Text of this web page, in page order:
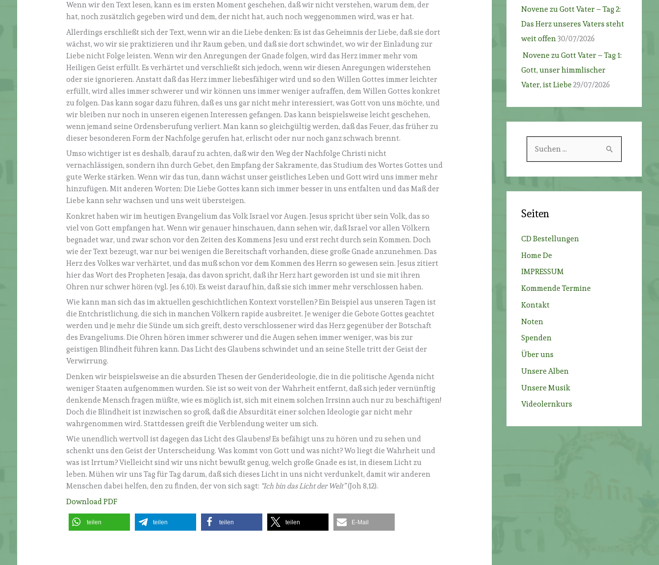
Wenn wir den Text lesen, kann es im ersten Moment geschehen, daß wir nicht verstehen, warum dem, der
hat, noch zusätzlich gegeben wird und dem, der nicht hat, auch noch weggenommen wird, was er hat.
Allerdings erschließt sich der Text, wenn wir an die Liebe denken: Es ist das Geheimnis der Liebe, daß sie dort
wächst, wo wir sie praktizieren und ihr Raum geben, und daß sie dort schwindet, wo wir der Einladung zur
Liebe nicht Folge leisten. Wenn wir den Anregungen der Gnade folgen, wird das Herz immer mehr vom
Heiligen Geist erfüllt. Es verhärtet und verschließt sich jedoch, wenn wir diesen Anregungen widerstehen
oder sie ignorieren. Anstatt daß das Herz immer liebesfähiger wird und so den Willen Gottes immer leichter
erfüllt, wird alles immer schwerer und wir können uns immer weniger aufraffen, dem Willen Gottes konkret
zu folgen. Das kann sogar dazu führen, daß es uns gar nicht mehr interessiert, was Gott von uns möchte, und
wir bleiben nur noch in unseren eigenen Interessen gefangen. Das kann beispielsweise leicht geschehen,
wenn jemand seine Ordensberufung verliert. Man kann so gleichgültig werden, daß das Feuer, das früher zu
dieser besonderen Form der Nachfolge gerufen hat, erlischt oder nur noch ganz schwach brennt.
Umso wichtiger ist es deshalb, darauf zu achten, daß wir den Weg der Nachfolge Christi nicht
vernachlässigen, sondern ihn durch Gebet, den Empfang der Sakramente, das Studium des Wortes Gottes und
gute Werke stärken. Wenn wir das tun, dann wächst unser geistliches Leben und Gott wird uns immer mehr
hinzufügen. Mit anderen Worten: Die Liebe Gottes kann sich immer besser in uns entfalten und das Maß der
Liebe kann sehr wachsen und uns weit übersteigen.
Konkret haben wir im heutigen Evangelium das Volk Israel vor Augen. Jesus spricht über sein Volk, das so
viel von Gott empfangen hat. Wenn wir genauer hinschauen, dann sehen wir, daß Israel vor allen Völkern
begnadet war, und zwar schon vor den Zeiten des Kommens Jesu und erst recht durch sein Kommen. Doch
wie der Text bezeugt, war nur bei wenigen die Bereitschaft vorhanden, diese große Gnade anzunehmen. Das
Herz des Volkes war verhärtet, und das muß schon vor dem Kommen des Herrn so gewesen sein. Jesus zitiert
hier das Wort des Propheten Jesaja, das davon spricht, daß ihr Herz hart geworden ist und sie mit ihren
Ohren nur schwer hören (vgl. Jes 6,10). Es weist darauf hin, daß sie sich immer mehr verschlossen haben.
Wie kann man sich das im aktuellen geschichtlichen Kontext vorstellen? Ein Beispiel aus unseren Tagen ist
die Entchristlichung, die sich in manchen Völkern rapide ausbreitet. Je weniger die Gebote Gottes geachtet
werden und je mehr die Sünde um sich greift, desto verschlossener wird das Herz gegenüber der Botschaft
des Evangeliums. Die Ohren hören immer schwerer und die Augen sehen immer weniger, was bis zur
geistigen Blindheit führen kann. Das Licht des Glaubens schwindet und an seine Stelle tritt der Geist der
Verwirrung.
Denken wir beispielsweise an die absurden Thesen der Genderideologie, die in die politische Agenda nicht
weniger Staaten aufgenommen wurden. Sie ist so weit von der Wahrheit entfernt, daß sich jeder vernünftig
denkende Mensch fragen müßte, wie es möglich ist, sich mit einem solchen Irrsinn auch nur zu beschäftigen!
Doch die Blindheit ist inzwischen so groß, daß die Absurdität einer solchen Ideologie gar nicht mehr
wahrgenommen wird. Stattdessen greift die Verblendung weiter um sich.
Wie unendlich wertvoll ist dagegen das Licht des Glaubens! Es befähigt uns zu hören und zu sehen und
schenkt uns den Geist der Unterscheidung. Was kommt von Gott und was nicht? Wo liegt die Wahrheit und
was ist Irrtum? Vielleicht sind wir uns nicht bewußt genug, welch große Gnade es ist, in diesem Licht zu
leben. Mühen wir uns Tag für Tag darum, daß sich dieses Licht in uns nicht verdunkelt, damit wir anderen
Menschen dabei helfen, den zu finden, der von sich sagt: “Ich bin das Licht der Welt”(Joh 8,12).
Download PDF
teilen teilen teilen teilen E-Mail
Novene zu Gott Vater – Tag 2:
Das Herz unseres Vaters steht
weit offen30/07/2026
Novene zu Gott Vater – Tag 1:
Gott, unser himmlischer
Vater, ist Liebe 29/07/2026
n
h
:
Seiten
CD Bestellungen
Home De
IMPRESSUM
Kommende Termine
Kontakt
Noten
Spenden
Über uns
Unsere Alben
Unsere Musik
Videolernkurs